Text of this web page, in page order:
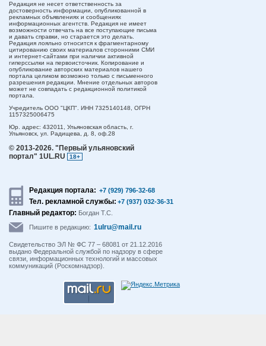
Редакция не несет ответственность за
достоверность информации, опубликованной в
рекламных объявлениях и сообщениях
информационных агентств. Редакция не имеет
возможности отвечать на все поступающие письма
и давать справки, но старается это делать.
Редакция лояльно относится к фрагментарному
цитированию своих материалов сторонними СМИ
и интернет-сайтами при наличии активной
гиперссылки на первоисточник. Копирование и
опубликование авторских материалов нашего
портала целиком возможно только с письменного
разрешения редакции. Мнение отдельных авторов
может не совпадать с редакционной политикой
портала.
Учредитель ООО "ЦКП". ИНН 7325140148, ОГРН
1157325006475
Юр. адрес: 432011, Ульяновская область, г.
Ульяновск, ул. Радищева, д. 8, оф.28
© 2013-2026. "Первый ульяновский
портал" 1UL.RU
18+
Редакция портала: +7 (929) 796-32-68
Тел. рекламной службы: +7 (937) 032-36-31
Главный редактор: Богдан Т.С.
Пишите в редакцию: 1ulru@mail.ru
Свидетельство ЭЛ № ФС 77 – 68081 от 21.12.2016
выдано Федеральной службой по надзору в сфере
связи, информационных технологий и массовых
коммуникаций (Роскомнадзор).